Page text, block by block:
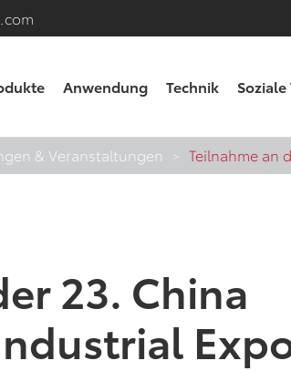
Anwendung Technik
& Veranstaltungen Teilnahme an
23. China